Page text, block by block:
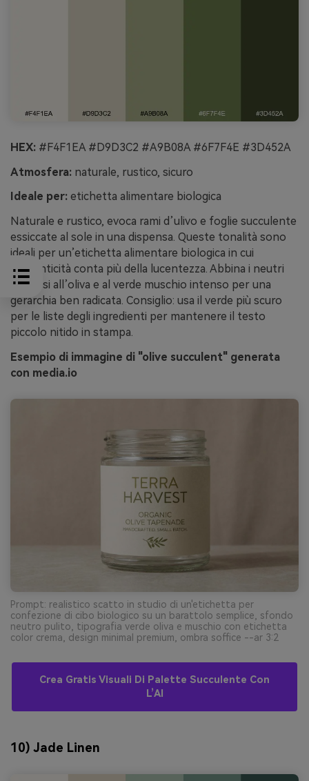
HEX: #F4F1EA #D9D3C2 #A9B08A #6F7F4E #3D452A
Atmosfera: naturale, rustico, sicuro
Ideale per: etichetta alimentare biologica
Naturale e rustico, evoca rami d’ulivo e foglie succulente
essiccate al sole in una dispensa. Queste tonalità sono
ideali per un’etichetta alimentare biologica in cui
l’autenticità conta più della lucentezza. Abbina i neutri
cremosi all’oliva e al verde muschio intenso per una
gerarchia ben radicata. Consiglio: usa il verde più scuro
per le liste degli ingredienti per mantenere il testo
piccolo nitido in stampa.
Esempio di immagine di "olive succulent" generata
con media.io
Prompt: realistico scatto in studio di un'etichetta per
confezione di cibo biologico su un barattolo semplice, sfondo
neutro pulito, tipografia verde oliva e muschio con etichetta
color crema, design minimal premium, ombra soffice --ar 3:2
Crea Gratis Visuali Di Palette Succulente Con
L’AI
10) Jade Linen